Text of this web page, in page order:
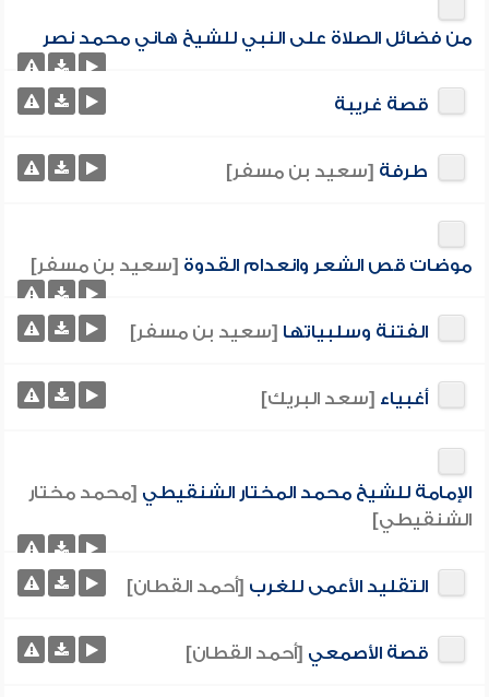
من فضائل الصلاة على النبي للشيخ هاني محمد نصر
قصة غريبة
طرفة [سعيد بن مسفر]
موضات قص الشعر وانعدام القدوة [سعيد بن مسفر]
الفتنة وسلبياتها [سعيد بن مسفر]
أغبياء [سعد البريك]
الإمامة للشيخ محمد المختار الشنقيطي [محمد مختار
الشنقيطي]
التقليد الأعمى للغرب [أحمد القطان]
قصة الأصمعي [أحمد القطان]